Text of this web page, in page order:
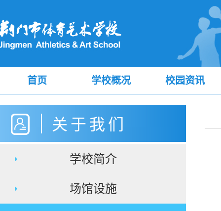
首页 学校概况 校园资讯
关于我们
学校简介
场馆设施